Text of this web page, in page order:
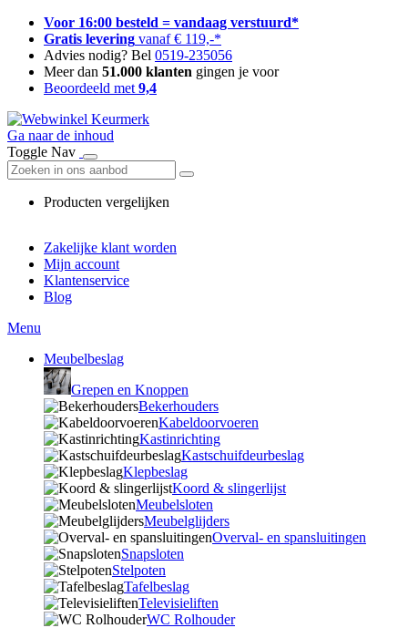
Voor 16:00 besteld = vandaag verstuurd*
Gratis levering vanaf € 119,-*
Advies nodig? Bel 0519-235056
Meer dan 51.000 klanten gingen je voor
Beoordeeld met 9,4
Ga naar de inhoud
Toggle Nav
Producten vergelijken
Zakelijke klant worden
Mijn account
Klantenservice
Blog
Menu
Meubelbeslag
Grepen en Knoppen
Bekerhouders
Kabeldoorvoeren
Kastinrichting
Kastschuifdeurbeslag
Klepbeslag
Koord & slingerlijst
Meubelsloten
Meubelglijders
Overval- en spansluitingen
Snapsloten
Stelpoten
Tafelbeslag
Televisieliften
WC Rolhouder